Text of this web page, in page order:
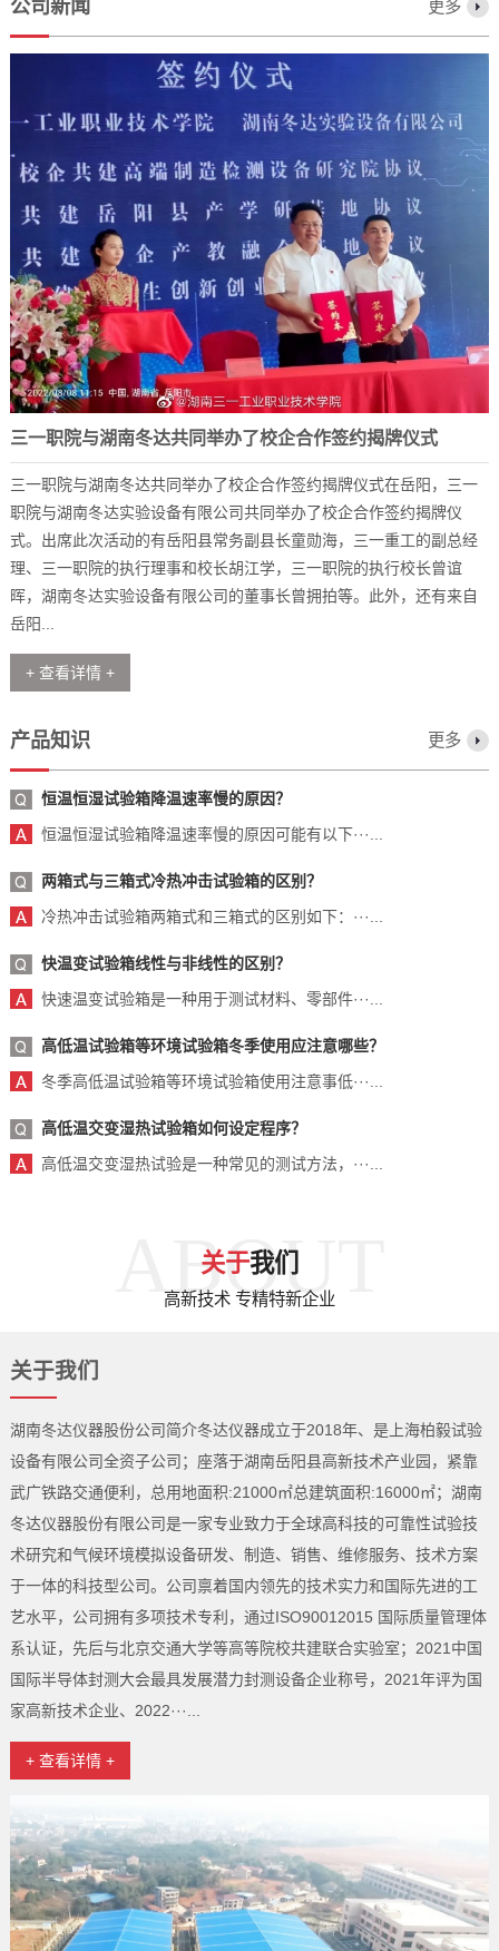
公司新闻 更多
三一职院与湖南冬达共同举办了校企合作签约揭牌仪式
2023-12-07
三一职院与湖南冬达共同举办了校企合作签约揭牌仪式在岳阳，三一
职院与湖南冬达实验设备有限公司共同举办了校企合作签约揭牌仪
式。出席此次活动的有岳阳县常务副县长童勋海，三一重工的副总经
理、三一职院的执行理事和校长胡江学，三一职院的执行校长曾谊
晖，湖南冬达实验设备有限公司的董事长曾拥拍等。此外，还有来自
岳阳...
+ 查看详情 +
产品知识 更多
恒温恒湿试验箱降温速率慢的原因？
恒温恒湿试验箱降温速率慢的原因可能有以下···...
两箱式与三箱式冷热冲击试验箱的区别？
冷热冲击试验箱两箱式和三箱式的区别如下：···...
快温变试验箱线性与非线性的区别？
快速温变试验箱是一种用于测试材料、零部件···...
高低温试验箱等环境试验箱冬季使用应注意哪些？
冬季高低温试验箱等环境试验箱使用注意事低···...
高低温交变湿热试验箱如何设定程序？
高低温交变湿热试验是一种常见的测试方法，···...
ABOUT
关于我们
高新技术 专精特新企业
关于我们
湖南冬达仪器股份公司简介冬达仪器成立于2018年、是上海柏毅试验
设备有限公司全资子公司；座落于湖南岳阳县高新技术产业园，紧靠
武广铁路交通便利，总用地面积:21000㎡总建筑面积:16000㎡；湖南
冬达仪器股份有限公司是一家专业致力于全球高科技的可靠性试验技
术研究和气候环境模拟设备研发、制造、销售、维修服务、技术方案
于一体的科技型公司。公司禀着国内领先的技术实力和国际先进的工
艺水平，公司拥有多项技术专利，通过ISO90012015 国际质量管理体
系认证，先后与北京交通大学等高等院校共建联合实验室；2021中国
国际半导体封测大会最具发展潜力封测设备企业称号，2021年评为国
家高新技术企业、2022···...
+ 查看详情 +